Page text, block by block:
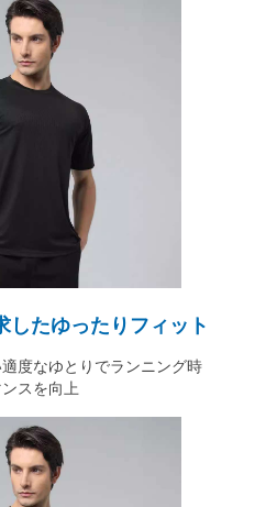
したゆったりフィット
度なゆとりでランニング時
スを向上